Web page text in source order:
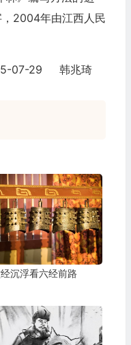
2004年由江西人民
07-29 韩兆琦
沉浮看六经前路